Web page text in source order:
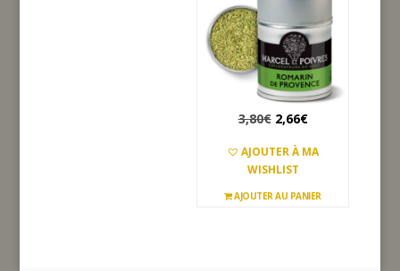
AJOUTER À MA
WISHLIST
3,80€ Le
initial
était :
3,80€.
2,66€Le
actuel
2,66€.
AJOUTER AU PANIER